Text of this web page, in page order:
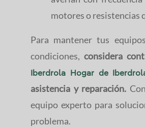
motores o resistencias
Para mantener tus
condiciones, considera
Iberdrola Hogar de
asistencia y reparación.
equipo experto para
problema.